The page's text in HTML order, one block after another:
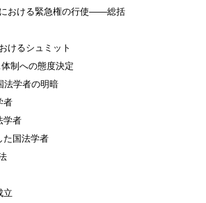
おける緊急権の行使——総括
けるシュミット
制への態度決定
法学者の明暗
者
国法学者